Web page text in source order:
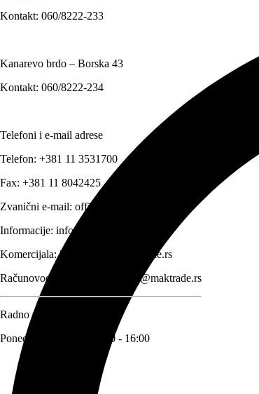
Kontakt: 060/8222-233
Kanarevo brdo – Borska 43
Kontakt: 060/8222-234
Telefoni i e-mail adrese
Telefon: +381 11 3531700
Fax: +381 11 8042425
Zvanični e-mail: office@maktrade.rs
Informacije: info@maktrade.rs
Komercijala:komercijala@maktrade.rs
Računovodstvo:
racunovodstvo@maktrade.rs
Radno vreme
Ponedeljak – Petak: 08:00 - 16:00